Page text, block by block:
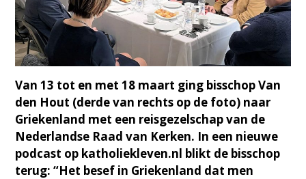
Van 13 tot en met 18 maart ging bisschop Van
den Hout (derde van rechts op de foto) naar
Griekenland met een reisgezelschap van de
Nederlandse Raad van Kerken. In een nieuwe
podcast op katholiekleven.nl blikt de bisschop
terug: “Het besef in Griekenland dat men